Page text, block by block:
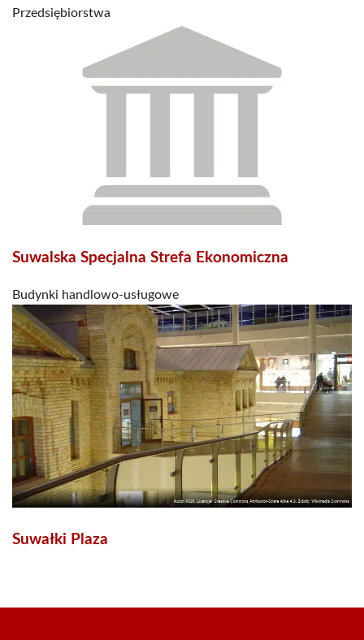
Przedsiębiorstwa
Suwalska Specjalna Strefa Ekonomiczna
Budynki handlowo-usługowe
Suwałki Plaza